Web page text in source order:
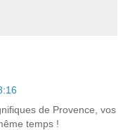
de Provence, vos
temps !